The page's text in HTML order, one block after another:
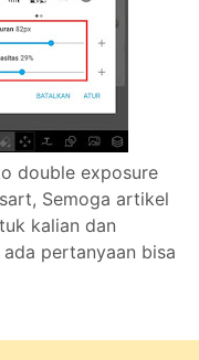
double exposure
Semoga artikel
kalian dan
pertanyaan bisa